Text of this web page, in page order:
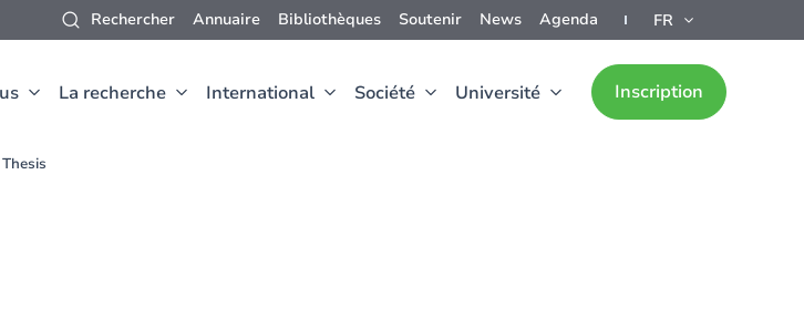
Rechercher Annuaire Bibliothèques Soutenir News Agenda FR
La recherche International Société Université Inscription